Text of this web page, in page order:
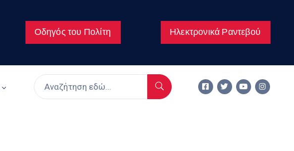
Οδηγός του Πολίτη Ηλεκτρονικά Ραντεβού